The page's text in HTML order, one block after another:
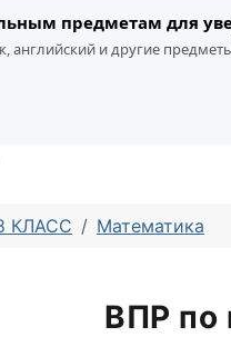
предметам для
английский и другие
КЛАСС Математика
ВПР по